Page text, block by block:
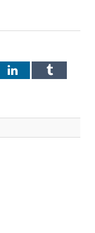
LinkedInTumblr